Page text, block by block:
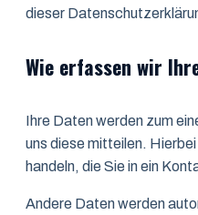
dieser
Wie erfassen wir
Ihre Daten werden zum
uns diese mitteilen.
handeln, die Sie in ein
Andere Daten werden